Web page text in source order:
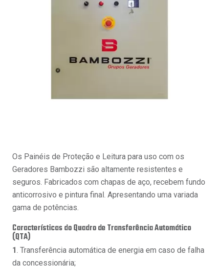
Os Painéis de Proteção e Leitura para uso com os
Geradores Bambozzi são altamente resistentes e
seguros. Fabricados com chapas de aço, recebem fundo
anticorrosivo e pintura final. Apresentando uma variada
gama de potências.
Características do Quadro de Transferência Automático
(QTA)
1. Transferência automática de energia em caso de falha
da concessionária;